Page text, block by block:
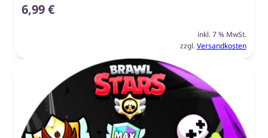
6,99€
inkl. 7 % MwSt.
zzgl.Versandkosten